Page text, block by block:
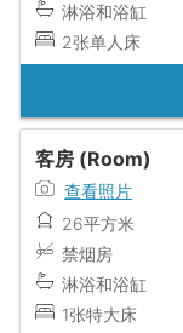
淋浴和浴缸
2张单人床
客房 (Room)
查看照片
26平方米
禁烟房
淋浴和浴缸
1张特大床